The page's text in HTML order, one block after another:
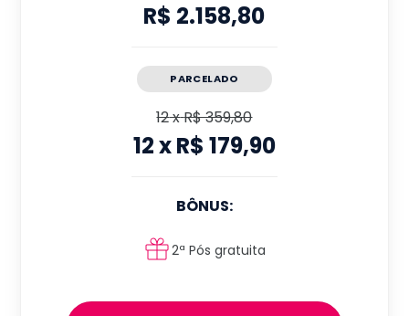
R$ 2.158,80
PARCELADO
12xR$ 359,80
12xR$ 179,90
BÔNUS:
2ª Pós gratuita